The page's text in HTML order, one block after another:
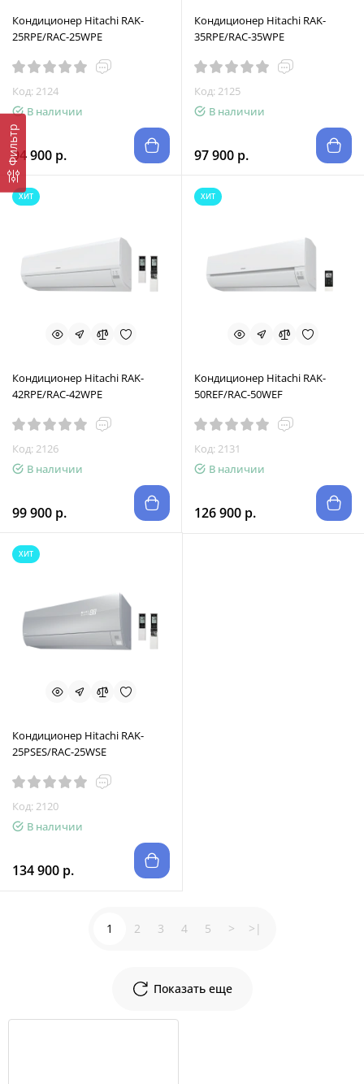
Фильтр
Кондиционер Hitachi RAK-
25RPE/RAC-25WPE
Код: 2124
В наличии
94 900 р.
Кондиционер Hitachi RAK-
35RPE/RAC-35WPE
Код: 2125
В наличии
97 900 р.
ХИТ
Кондиционер Hitachi RAK-
42RPE/RAC-42WPE
Код: 2126
В наличии
99 900 р.
ХИТ
Кондиционер Hitachi RAK-
50REF/RAC-50WEF
Код: 2131
В наличии
126 900 р.
ХИТ
Кондиционер Hitachi RAK-
25PSES/RAC-25WSE
Код: 2120
В наличии
134 900 р.
Показать еще
1 2 3 4 5 > >|